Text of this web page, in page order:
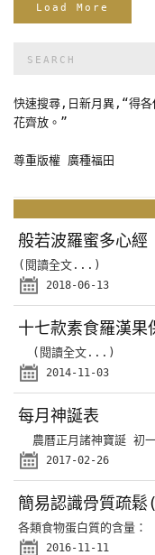
Load More
快速搜尋,日新月異,“得
花齊放。”
尊重版權 廣種福田
般若波羅蜜多心
(閱讀全文...)
2018-06-13
十七款素食羅漢果
(閱讀全文...)
2014-11-03
每月神誕表
農曆正月諸神寶誕
2017-02-26
簡易認識骨質疏
各類食物蛋白質的含量
2016-11-11